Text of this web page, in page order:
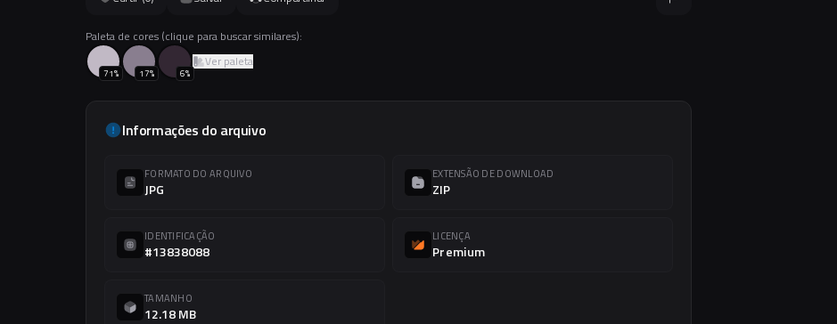
Paleta de cores (clique para buscar similares):
71% 17% 6%
Ver paleta
Informações do arquivo
FORMATO DO ARQUIVO
JPG
EXTENSÃO DE DOWNLOAD
ZIP
IDENTIFICAÇÃO
#13838088
LICENÇA
Premium
TAMANHO
12.18 MB